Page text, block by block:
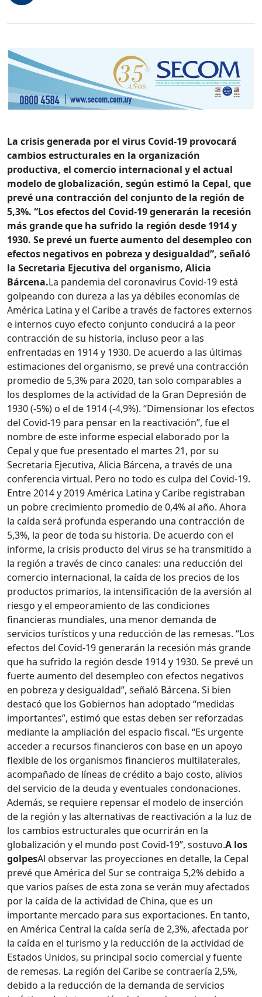
La crisis generada por el virus Covid-19 provocará
cambios estructurales en la organización
productiva, el comercio internacional y el actual
modelo de globalización, según estimó la Cepal, que
prevé una contracción del conjunto de la región de
5,3%. “Los efectos del Covid-19 generarán la recesión
más grande que ha sufrido la región desde 1914 y
1930. Se prevé un fuerte aumento del desempleo con
efectos negativos en pobreza y desigualdad”, señaló
la Secretaria Ejecutiva del organismo, Alicia
Bárcena.La pandemia del coronavirus Covid-19 está
golpeando con dureza a las ya débiles economías de
América Latina y el Caribe a través de factores externos
e internos cuyo efecto conjunto conducirá a la peor
contracción de su historia, incluso peor a las
enfrentadas en 1914 y 1930. De acuerdo a las últimas
estimaciones del organismo, se prevé una contracción
promedio de 5,3% para 2020, tan solo comparables a
los desplomes de la actividad de la Gran Depresión de
1930 (-5%) o el de 1914 (-4,9%). “Dimensionar los efectos
del Covid-19 para pensar en la reactivación”, fue el
nombre de este informe especial elaborado por la
Cepal y que fue presentado el martes 21, por su
Secretaria Ejecutiva, Alicia Bárcena, a través de una
conferencia virtual. Pero no todo es culpa del Covid-19.
Entre 2014 y 2019 América Latina y Caribe registraban
un pobre crecimiento promedio de 0,4% al año. Ahora
la caída será profunda esperando una contracción de
5,3%, la peor de toda su historia. De acuerdo con el
informe, la crisis producto del virus se ha transmitido a
la región a través de cinco canales: una reducción del
comercio internacional, la caída de los precios de los
productos primarios, la intensificación de la aversión al
riesgo y el empeoramiento de las condiciones
financieras mundiales, una menor demanda de
servicios turísticos y una reducción de las remesas. “Los
efectos del Covid-19 generarán la recesión más grande
que ha sufrido la región desde 1914 y 1930. Se prevé un
fuerte aumento del desempleo con efectos negativos
en pobreza y desigualdad”, señaló Bárcena. Si bien
destacó que los Gobiernos han adoptado “medidas
importantes”, estimó que estas deben ser reforzadas
mediante la ampliación del espacio fiscal. “Es urgente
acceder a recursos financieros con base en un apoyo
flexible de los organismos financieros multilaterales,
acompañado de líneas de crédito a bajo costo, alivios
del servicio de la deuda y eventuales condonaciones.
Además, se requiere repensar el modelo de inserción
de la región y las alternativas de reactivación a la luz de
los cambios estructurales que ocurrirán en la
globalización y el mundo post Covid-19”, sostuvo.A los
golpesAl observar las proyecciones en detalle, la Cepal
prevé que América del Sur se contraiga 5,2% debido a
que varios países de esta zona se verán muy afectados
por la caída de la actividad de China, que es un
importante mercado para sus exportaciones. En tanto,
en América Central la caída sería de 2,3%, afectada por
la caída en el turismo y la reducción de la actividad de
Estados Unidos, su principal socio comercial y fuente
de remesas. La región del Caribe se contraería 2,5%,
debido a la reducción de la demanda de servicios